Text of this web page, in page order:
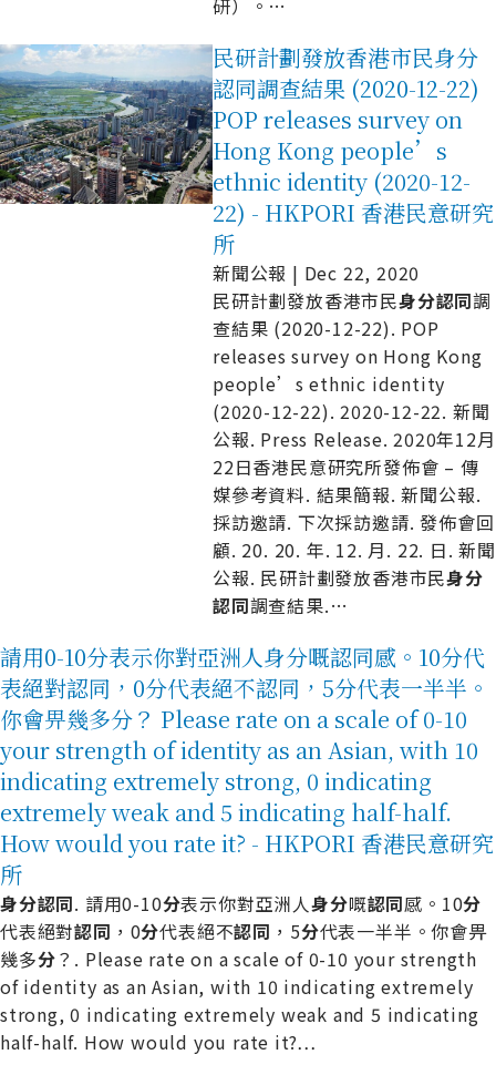
研）。 …
民研計劃發放香港市民身分
認同調查結果 (2020-12-22)
POP releases survey on
Hong Kong people’s
ethnic identity (2020-12-
22) - HKPORI 香港民意研究
所
新聞公報 | Dec 22, 2020
民研計劃發放香港市民身分認同調
查結果 (2020-12-22). POP
releases survey on Hong Kong
people’s ethnic identity
(2020-12-22). 2020-12-22. 新聞
公報. Press Release. 2020年12月
22日香港民意研究所發佈會 – 傳
媒參考資料. 結果簡報. 新聞公報.
採訪邀請. 下次採訪邀請. 發佈會回
顧. 20. 20. 年. 12. 月. 22. 日. 新聞
公報. 民研計劃發放香港市民身分
認同調查結果.…
請用0-10分表示你對亞洲人身分嘅認同感。10分代
表絕對認同，0分代表絕不認同，5分代表一半半。
你會畀幾多分？ Please rate on a scale of 0-10
your strength of identity as an Asian, with 10
indicating extremely strong, 0 indicating
extremely weak and 5 indicating half-half.
How would you rate it? - HKPORI 香港民意研究
所
身分認同. 請用0-10分表示你對亞洲人身分嘅認同感。10分
代表絕對認同 ，0分代表絕不認同 ，5分代表一半半。你會畀
幾多分？. Please rate on a scale of 0-10 your strength
of identity as an Asian, with 10 indicating extremely
strong, 0 indicating extremely weak and 5 indicating
half-half. How would you rate it?…